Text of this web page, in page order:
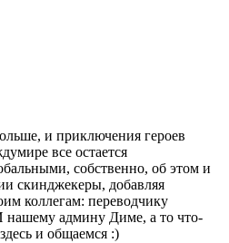
и приключения героев
все остается
собственно, об этом и
скинджекеры, добавляя
коллегам: переводчику
нашему админу Диме, а то что-
и общаемся :)